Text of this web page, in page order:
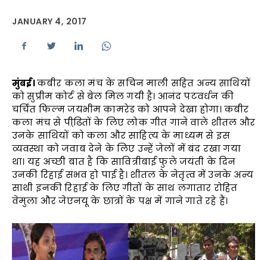
JANUARY 4, 2017
मुंबई।कबीर कला मंच के सचिन माली सहित अन्य साथियों
को सुप्रीम कोर्ट से बेल मिल गयी है। आनंद पटवर्धन की
चर्चित फिल्म जयभीम कामरेड को आपने देखा होगा। कबीर
कला मंच से पीढि़तों के लिए लोक गीत गाने वाले शीतल और
उनके साथियों को कला और साहित्य के माध्यम से इस
व्यवस्था को जवाब देने के लिए उन्हें जेलों में बंद रखा गया
था। यह अच्छी बात है कि सावित्रीबाई फुले जयंती के दिन
उनकी रिहाई संभव हो पाई है। शीतल के नेतृत्व में उनके अन्य
साथी इनकी रिहाई के लिए गीतों के साथ लगातार रोहित
वेमुला और जेएनयू के छात्रों के पक्ष में गाने गाते रहे हैं।